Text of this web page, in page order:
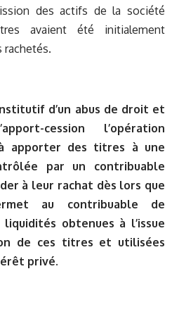
des actifs de la société
avaient été initialement
rachetés.
d’un abus de droit et
cession l’opération
apporter des titres à une
par un contribuable
à leur rachat dès lors que
au contribuable de
liquidités obtenues à l’issue
de ces titres et utilisées
privé.